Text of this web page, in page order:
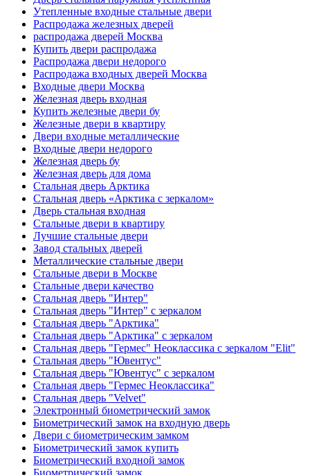
Утепленные входные стальные двери
Распродажа железных дверей
распродажа дверей Москва
Купить двери распродажа
Распродажа двери недорого
Распродажа входных дверей Москва
Входные двери Москва
Железная дверь входная
Купить железные двери бу
Железные двери в квартиру
Двери входные металлические
Входные двери недорого
Железная дверь бу
Железная дверь для дома
Стальная дверь Арктика
Стальная дверь «Арктика с зеркалом»
Дверь стальная входная
Стальные двери в квартиру
Лучшие стальные двери
Завод стальных дверей
Металлические стальные двери
Стальные двери в Москве
Стальные двери качество
Стальная дверь "Интер"
Стальная дверь "Интер" с зеркалом
Стальная дверь "Арктика"
Стальная дверь "Арктика" с зеркалом
Стальная дверь "Гермес" Неоклассика с зеркалом "Elit"
Стальная дверь "Ювентус"
Стальная дверь "Ювентус" с зеркалом
Стальная дверь "Гермес Неоклассика"
Стальная дверь "Velvet"
Электронный биометрический замок
Биометрический замок на входную дверь
Двери с биометрическим замком
Биометрический замок купить
Биометрический входной замок
Биометрический замок